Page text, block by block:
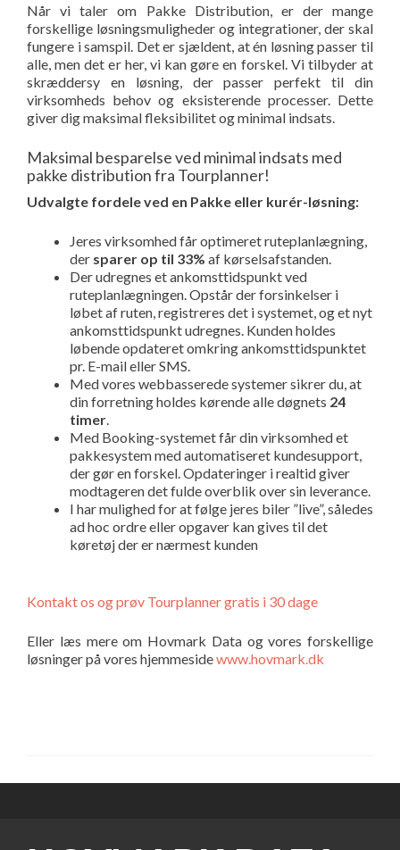
Når vi taler om Pakke Distribution, er der mange
forskellige løsningsmuligheder og integrationer, der skal
fungere i samspil. Det er sjældent, at én løsning passer til
alle, men det er her, vi kan gøre en forskel. Vi tilbyder at
skræddersy en løsning, der passer perfekt til din
virksomheds behov og eksisterende processer. Dette
giver dig maksimal fleksibilitet og minimal indsats.
Maksimal besparelse ved minimal indsats med
pakke distribution fra Tourplanner!
Udvalgte fordele ved en Pakke eller kurér-løsning:
Jeres virksomhed får optimeret ruteplanlægning,
der sparer op til 33% af kørselsafstanden.
Der udregnes et ankomsttidspunkt ved
ruteplanlægningen. Opstår der forsinkelser i
løbet af ruten, registreres det i systemet, og et nyt
ankomsttidspunkt udregnes. Kunden holdes
løbende opdateret omkring ankomsttidspunktet
pr. E-mail eller SMS.
Med vores webbasserede systemer sikrer du, at
din forretning holdes kørende alle døgnets 24
timer
Med Booking-systemet får din virksomhed et
pakkesystem med automatiseret kundesupport,
der gør en forskel. Opdateringer i realtid giver
modtageren det fulde overblik over sin leverance.
I har mulighed for at følge jeres biler ”live”, således
ad hoc ordre eller opgaver kan gives til det
køretøj der er nærmest kunden
Kontakt os og prøv Tourplanner gratis i 30 dage
Eller læs mere om Hovmark Data og vores forskellige
løsninger på vores hjemmesidewww.hovmark.dk